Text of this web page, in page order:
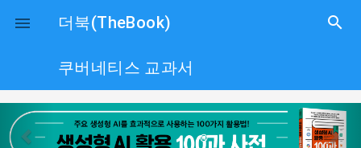
close
 더북(TheBook) search
쿠버네티스 교과서
p
r
n
e